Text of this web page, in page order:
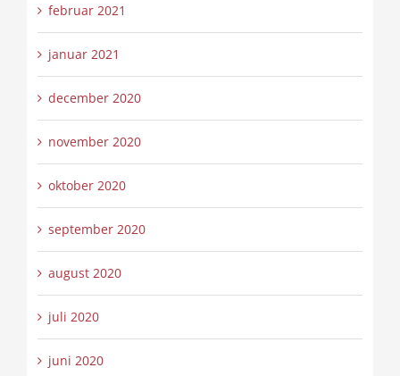
februar 2021
januar 2021
december 2020
november 2020
oktober 2020
september 2020
august 2020
juli 2020
juni 2020